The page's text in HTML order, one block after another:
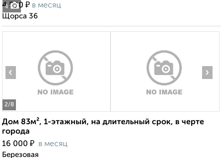
4
4 500 ₽ в месяц
Щорса 36
2/8
‹ ›
Дом 83м², 1-этажный, на длительный срок, в черте
города
16 000 ₽ в месяц
Березовая